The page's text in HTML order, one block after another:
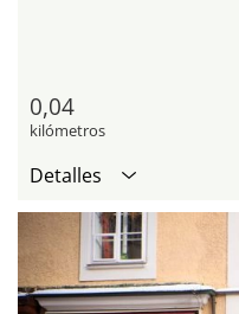
0,04
kilómetros
Detalles